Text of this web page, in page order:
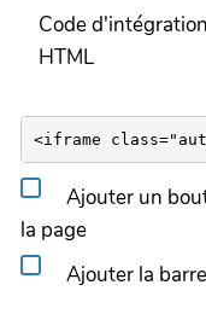
Code
HTML
Ajouter un
la page
Ajouter la